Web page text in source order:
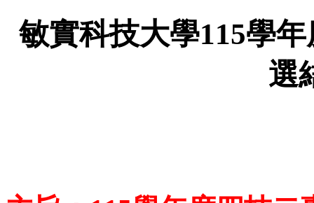
敏實科技大學115學
選